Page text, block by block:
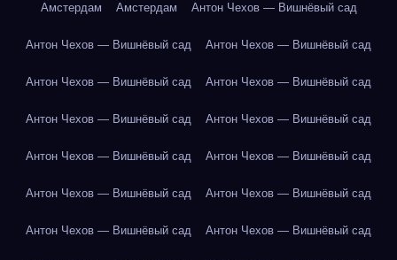
Амстердам Амстердам Антон Чехов — Вишнёвый сад
Антон Чехов — Вишнёвый сад Антон Чехов — Вишнёвый сад
Антон Чехов — Вишнёвый сад Антон Чехов — Вишнёвый сад
Антон Чехов — Вишнёвый сад Антон Чехов — Вишнёвый сад
Антон Чехов — Вишнёвый сад Антон Чехов — Вишнёвый сад
Антон Чехов — Вишнёвый сад Антон Чехов — Вишнёвый сад
Антон Чехов — Вишнёвый сад Антон Чехов — Вишнёвый сад